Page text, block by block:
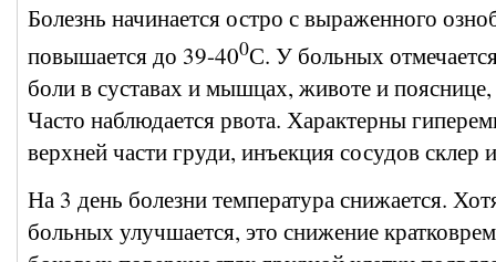
Болезнь начинается остро с выраженного
повышается до 39-400С. У больных
боли в суставах и мышцах, животе и пояснице,
Часто наблюдается рвота. Характерны
верхней части груди, инъекция сосудов склер
На 3 день болезни температура снижается.
больных улучшается, это снижение